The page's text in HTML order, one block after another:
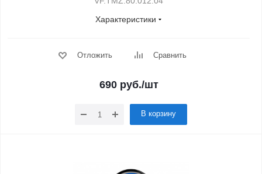
Характеристики
Отложить Сравнить
690 руб./шт
В корзину